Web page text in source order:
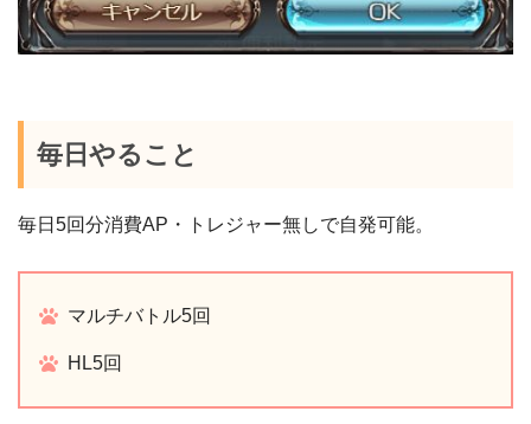
毎日やること
毎日5回分消費AP・トレジャー無しで自発可能。
マルチバトル5回
HL5回